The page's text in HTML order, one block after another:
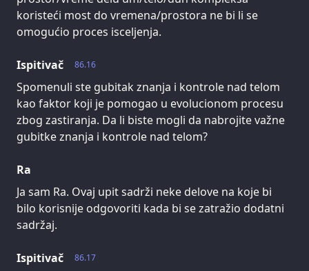
koristeći most do vremena/prostora ne bi li se
omogućio proces isceljenja.
86.16
Ispitivač
Spomenuli ste gubitak znanja i kontrole nad telom
kao faktor koji je pomogao u evolucionom procesu
zbog zastiranja. Da li biste mogli da nabrojite važne
gubitke znanja i kontrole nad telom?
Ra
Ja sam Ra. Ovaj upit sadrži neke delove na koje bi
bilo korisnije odgovoriti kada bi se zatražio dodatni
sadržaj.
86.17
Ispitivač